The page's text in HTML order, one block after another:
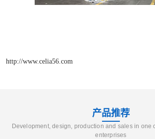
http://www.celia56.com
产品推荐
Development, design, production and sales in one
enterprises